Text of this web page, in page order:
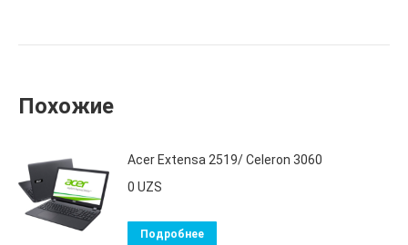
Похожие
Acer Extensa 2519/ Celeron 3060
0 UZS
Подробнее